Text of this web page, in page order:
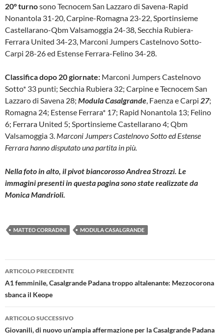
20° turnosono Tecnocem San Lazzaro di Savena-Rapid
Nonantola 31-20, Carpine-Romagna 23-22, Sportinsieme
Castellarano-Qbm Valsamoggia 24-38, Secchia Rubiera-
Ferrara United 34-23, Marconi Jumpers Castelnovo Sotto-
Carpi 28-26 ed Estense Ferrara-Felino 34-28.
Classifica dopo 20 giornate: Marconi Jumpers Castelnovo
Sotto* 33 punti; Secchia Rubiera 32; Carpine e Tecnocem San
Lazzaro di Savena 28; Modula Casalgrande , Faenza e Carpi 27;
Romagna 24; Estense Ferrara* 17; Rapid Nonantola 13; Felino
6; Ferrara United 5; Sportinsieme Castellarano 4; Qbm
Valsamoggia 3. Marconi Jumpers Castelnovo Sotto ed Estense
Ferrara hanno disputato una partita in più.
Nella foto in alto, il pivot biancorosso Andrea Strozzi. Le
immagini presenti in questa pagina sono state realizzate da
Monica Mandrioli.
MATTEO CORRADINI MODULA CASALGRANDE
Navigazione
articolo
ARTICOLO PRECEDENTE
A1 femminile, Casalgrande Padana troppo altalenante: Mezzocorona
sbanca il Keope
ARTICOLO SUCCESSIVO
Giovanili, di nuovo un’ampia affermazione per la Casalgrande Padana